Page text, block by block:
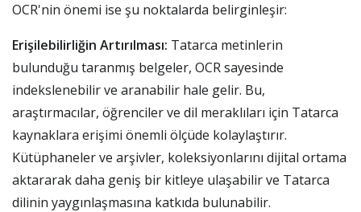
OCR'nin önemi ise şu noktalarda belirginleşir:
Erişilebilirliğin Artırılması: Tatarca metinlerin
bulunduğu taranmış belgeler, OCR sayesinde
indekslenebilir ve aranabilir hale gelir. Bu,
araştırmacılar, öğrenciler ve dil meraklıları için Tatarca
kaynaklara erişimi önemli ölçüde kolaylaştırır.
Kütüphaneler ve arşivler, koleksiyonlarını dijital ortama
aktararak daha geniş bir kitleye ulaşabilir ve Tatarca
dilinin yaygınlaşmasına katkıda bulunabilir.